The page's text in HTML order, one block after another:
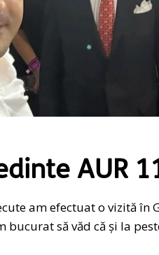
AUR
am efectuat o vizită
să văd că și la